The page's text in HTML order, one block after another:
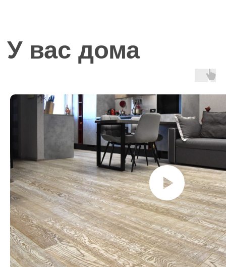
Адрес: Заводская улица, 1Ас2, деревня
Хлюпино, Одинцовский городской округ,
до 14:00